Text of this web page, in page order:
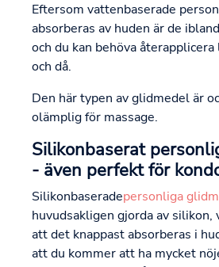
Eftersom vattenbaserade
absorberas av huden är de
och du kan behöva
och då.
Den här typen av glidmedel är
olämplig för massage.
Silikonbaserat
- även perfekt för
Silikonbaseradepersonliga
huvudsakligen gjorda av
att det knappast absorberas i
att du kommer att ha mycket